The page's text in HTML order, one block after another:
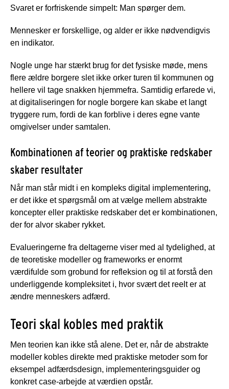
Svaret er forfriskende simpelt: Man spørger dem.
Mennesker er forskellige, og alder er ikke nødvendigvis
en indikator.
Nogle unge har stærkt brug for det fysiske møde, mens
flere ældre borgere slet ikke orker turen til kommunen og
hellere vil tage snakken hjemmefra. Samtidig erfarede vi,
at digitaliseringen for nogle borgere kan skabe et langt
tryggere rum, fordi de kan forblive i deres egne vante
omgivelser under samtalen.
Kombinationen af teorier og praktiske redskaber
skaber resultater
Når man står midt i en kompleks digital implementering,
er det ikke et spørgsmål om at vælge mellem abstrakte
koncepter eller praktiske redskaber det er kombinationen,
der for alvor skaber rykket.
Evalueringerne fra deltagerne viser med al tydelighed, at
de teoretiske modeller og frameworks er enormt
værdifulde som grobund for refleksion og til at forstå den
underliggende kompleksitet i, hvor svært det reelt er at
ændre menneskers adfærd.
Teori skal kobles med praktik
Men teorien kan ikke stå alene. Det er, når de abstrakte
modeller kobles direkte med praktiske metoder som for
eksempel adfærdsdesign, implementeringsguider og
konkret case-arbejde at værdien opstår.